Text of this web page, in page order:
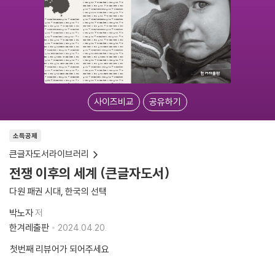
사이즈비교 공유하기
소득공제
큰글자도서라이브러리
전쟁 이후의 세계 (큰글자도서)
다원 패권 시대, 한국의 선택
박노자저
한겨레출판
2024.04.20.
첫번째 리뷰어가 되어주세요